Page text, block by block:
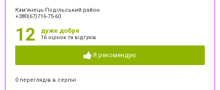
Кам'янець-Подільський район
+380(67)716-75-60
12 дуже добре
16 оцінок та відгуків
Я рекомендую
0 переглядів в серпні